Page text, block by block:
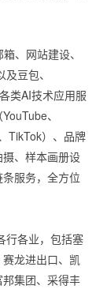
、网站建设、
豆包、
类AI技术应用服
、
TikTok）、品牌
、样本画册设
服务，全方位
行各业，包括塞
龙进出口、凯
集团、采得丰